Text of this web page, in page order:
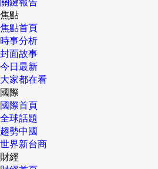
焦點
焦點首頁
時事分析
封面故事
今日最新
大家都在看
國際
國際首頁
全球話題
趨勢中國
世界新台商
財經